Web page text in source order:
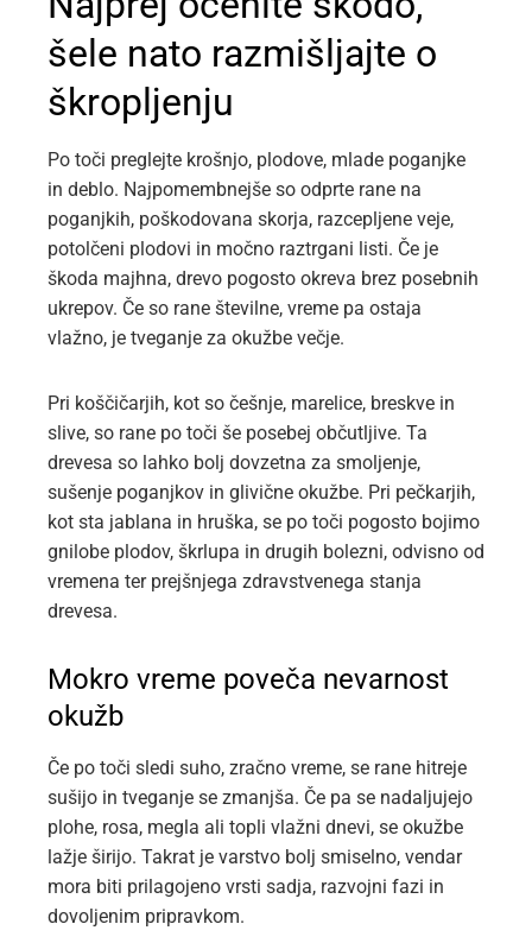
šele nato razmišljajte o
škropljenju
Po toči preglejte krošnjo, plodove, mlade poganjke
in deblo. Najpomembnejše so odprte rane na
poganjkih, poškodovana skorja, razcepljene veje,
potolčeni plodovi in močno raztrgani listi. Če je
škoda majhna, drevo pogosto okreva brez posebnih
ukrepov. Če so rane številne, vreme pa ostaja
vlažno, je tveganje za okužbe večje.
Pri koščičarjih, kot so češnje, marelice, breskve in
slive, so rane po toči še posebej občutljive. Ta
drevesa so lahko bolj dovzetna za smoljenje,
sušenje poganjkov in glivične okužbe. Pri pečkarjih,
kot sta jablana in hruška, se po toči pogosto bojimo
gnilobe plodov, škrlupa in drugih bolezni, odvisno od
vremena ter prejšnjega zdravstvenega stanja
drevesa.
Mokro vreme poveča nevarnost
okužb
Če po toči sledi suho, zračno vreme, se rane hitreje
sušijo in tveganje se zmanjša. Če pa se nadaljujejo
plohe, rosa, megla ali topli vlažni dnevi, se okužbe
lažje širijo. Takrat je varstvo bolj smiselno, vendar
mora biti prilagojeno vrsti sadja, razvojni fazi in
dovoljenim pripravkom.